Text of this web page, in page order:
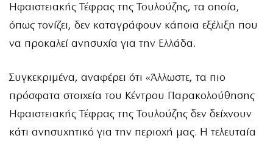
Ηφαιστειακής Τέφρας της Τουλούζης, τα οποία,
όπως τονίζει, δεν καταγράφουν κάποια εξέλιξη που
να προκαλεί ανησυχία για την Ελλάδα.
Συγκεκριμένα, αναφέρει ότι «Άλλωστε, τα πιο
πρόσφατα στοιχεία του Κέντρου Παρακολούθησης
Ηφαιστειακής Τέφρας της Τουλούζης δεν δείχνουν
κάτι ανησυχητικό για την περιοχή μας. Η τελευταία